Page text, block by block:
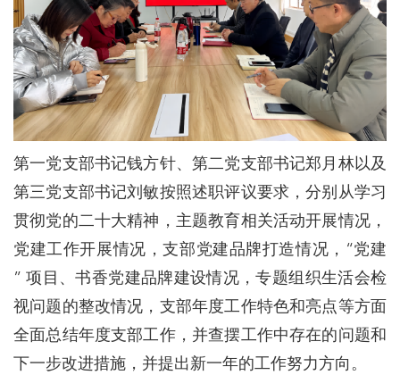
第一党支部书记钱方针、第二党支部书记郑月林以及
第三党支部书记刘敏按照述职评议要求，分别从学习
贯彻党的二十大精神，主题教育相关活动开展情况，
党建工作开展情况，支部党建品牌打造情况，“党建
” 项目、书香党建品牌建设情况，专题组织生活会检
视问题的整改情况，支部年度工作特色和亮点等方面
全面总结年度支部工作，并查摆工作中存在的问题和
下一步改进措施，并提出新一年的工作努力方向。